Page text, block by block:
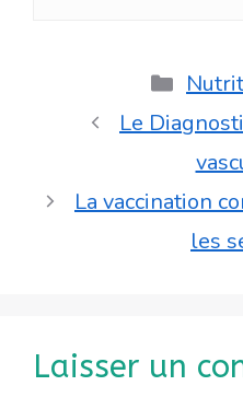
Le
La vaccination
les
Laisser un